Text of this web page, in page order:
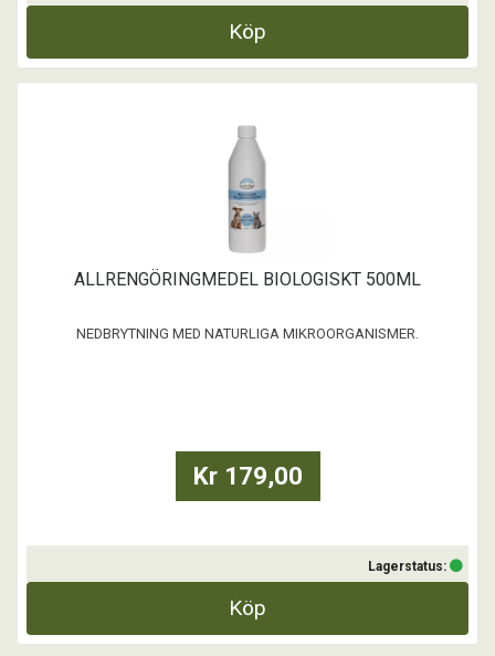
Köp
ALLRENGÖRINGMEDEL BIOLOGISKT 500ML
NEDBRYTNING MED NATURLIGA MIKROORGANISMER.
Rengöringsmedlet gör rent från allt oorganiskt smuts. Perfekt för all
städning av hårda ytor speciellt för dig ...
Kr 179,00
Lagerstatus:
Köp